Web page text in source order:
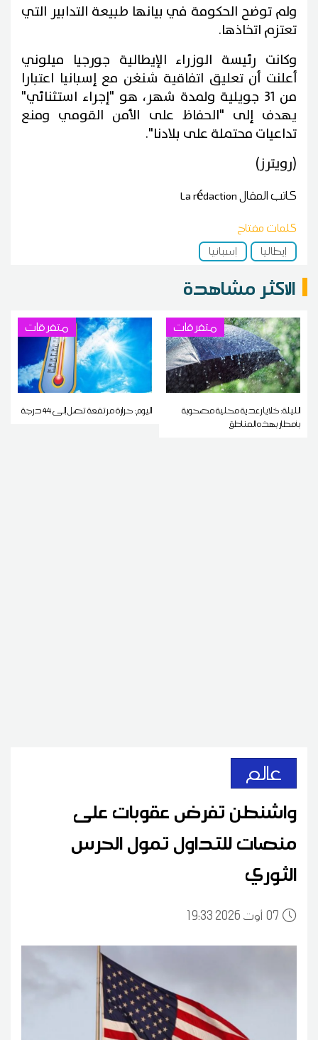
ولم توضح الحكومة في بيانها طبيعة التدابير التي
تعتزم اتخاذها.
وكانت رئيسة الوزراء الإيطالية جورجيا ميلوني
أعلنت أن تعليق اتفاقية شنغن مع إسبانيا اعتبارا
من 31 جويلية ولمدة شهر، هو "إجراء استثنائي"
يهدف إلى "الحفاظ على الأمن القومي ومنع
تداعيات محتملة على بلادنا".
(رويترز)
كاتب المقالLa rédaction
كلمات مفتاح
إيطاليا
إسبانيا
الاكثر مشاهدة
متفرقات
الليلة: خلايا رعدية محلية مصحوبة
بأمطار بهذه المناطق
متفرقات
اليوم: حرارة مرتفعة تصل إلى 44 درجة
عالم
واشنطن تفرض عقوبات على
منصات للتداول تمول الحرس
الثوري
0719:33 2026 أوت